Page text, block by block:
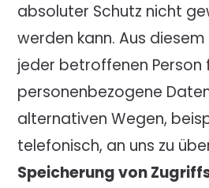
absoluter Schutz nicht
werden kann. Aus
jeder betroffenen Person
personenbezogene
alternativen Wegen,
telefonisch, an uns zu
Speicherung von